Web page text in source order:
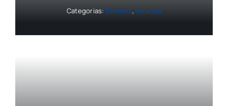
Categorias: Eventos, Notícias